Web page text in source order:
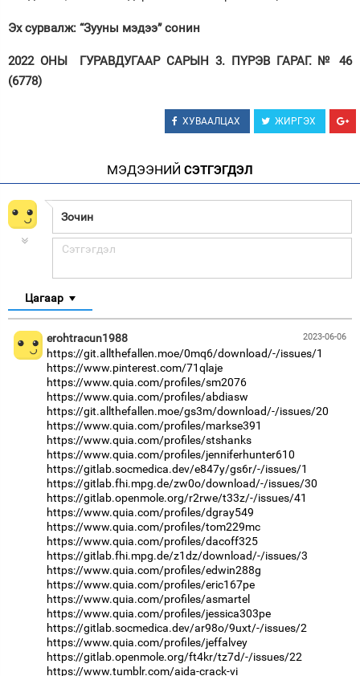
Эх сурвалж: “Зууны мэдээ” сонин
2022 ОНЫ ГУРАВДУГААР САРЫН 3. ПҮРЭВ ГАРАГ. № 46
(6778)
ХУВААЛЦАХ ЖИРГЭХ
МЭДЭЭНИЙ СЭТГЭГДЭЛ
Цагаар
2023-06-06
erohtracun1988
https://git.allthefallen.moe/0mq6/download/-/issues/1
https://www.pinterest.com/71qlaje
https://www.quia.com/profiles/sm2076
https://www.quia.com/profiles/abdiasw
https://git.allthefallen.moe/gs3m/download/-/issues/20
https://www.quia.com/profiles/markse391
https://www.quia.com/profiles/stshanks
https://www.quia.com/profiles/jenniferhunter610
https://gitlab.socmedica.dev/e847y/gs6r/-/issues/1
https://gitlab.fhi.mpg.de/zw0o/download/-/issues/30
https://gitlab.openmole.org/r2rwe/t33z/-/issues/41
https://www.quia.com/profiles/dgray549
https://www.quia.com/profiles/tom229mc
https://www.quia.com/profiles/dacoff325
https://gitlab.fhi.mpg.de/z1dz/download/-/issues/3
https://www.quia.com/profiles/edwin288g
https://www.quia.com/profiles/eric167pe
https://www.quia.com/profiles/asmartel
https://www.quia.com/profiles/jessica303pe
https://gitlab.socmedica.dev/ar98o/9uxt/-/issues/2
https://www.quia.com/profiles/jeffalvey
https://gitlab.openmole.org/ft4kr/tz7d/-/issues/22
https://www.tumblr.com/aida-crack-vi